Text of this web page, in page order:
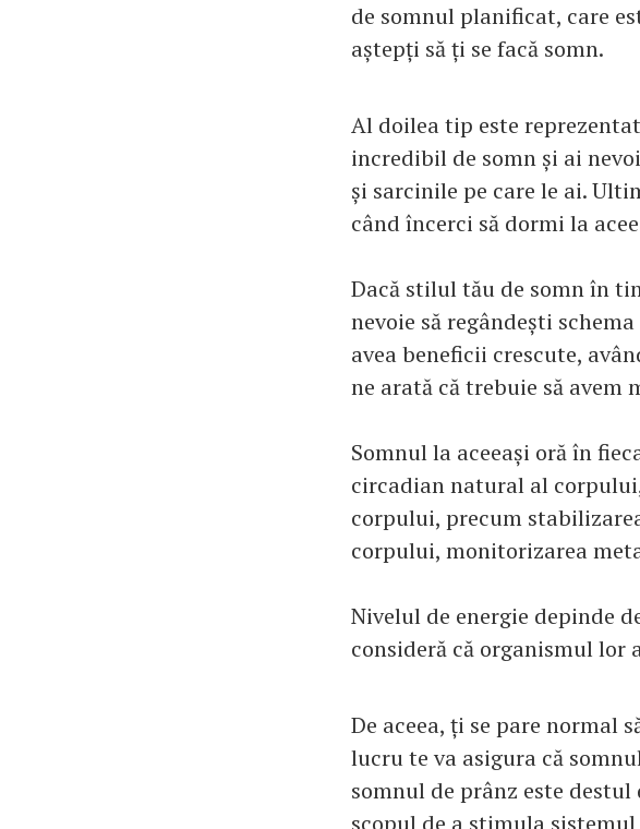
de somnul planificat, care
aștepți să ți se facă somn.
Al doilea tip este
incredibil de somn și ai
și sarcinile pe care le ai.
când încerci să dormi la
Dacă stilul tău de somn în
nevoie să regândești
avea beneficii crescute,
ne arată că trebuie să
Somnul la aceeași oră în
circadian natural al
corpului, precum
corpului, monitorizarea
Nivelul de energie depinde
consideră că organismul lor
De aceea, ți se pare normal
lucru te va asigura că
somnul de prânz este
scopul de a stimula